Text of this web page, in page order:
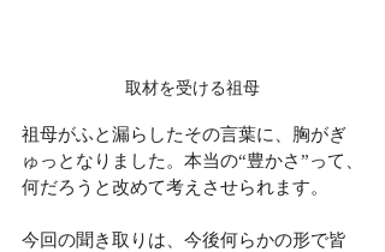
取材を受ける祖母
祖母がふと漏らしたその言葉に、胸がぎ
ゅっとなりました。本当の“豊かさ”って、
何だろうと改めて考えさせられます。
今回の聞き取りは、今後何らかの形で皆